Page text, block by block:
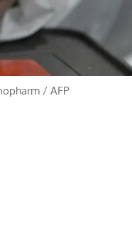
/ AFP